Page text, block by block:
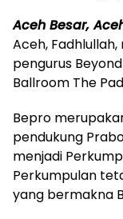
Aceh Besar,
Aceh,
pengurus
Ballroom The
Bepro
pendukung
menjadi
Perkumpulan
yang bermakna